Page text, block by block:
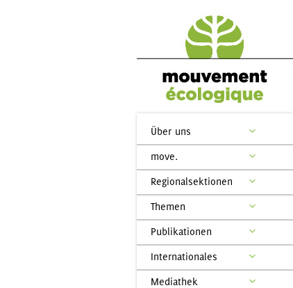
Über uns
move.
Regionalsektionen
Themen
Publikationen
Internationales
Mediathek